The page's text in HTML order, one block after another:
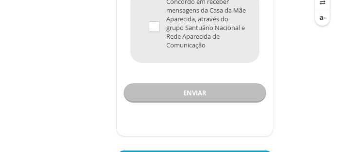
mensagens da Casa da Mãe
Aparecida, através do
grupo Santuário Nacional e
Rede Aparecida de
Comunicação
ENVIAR